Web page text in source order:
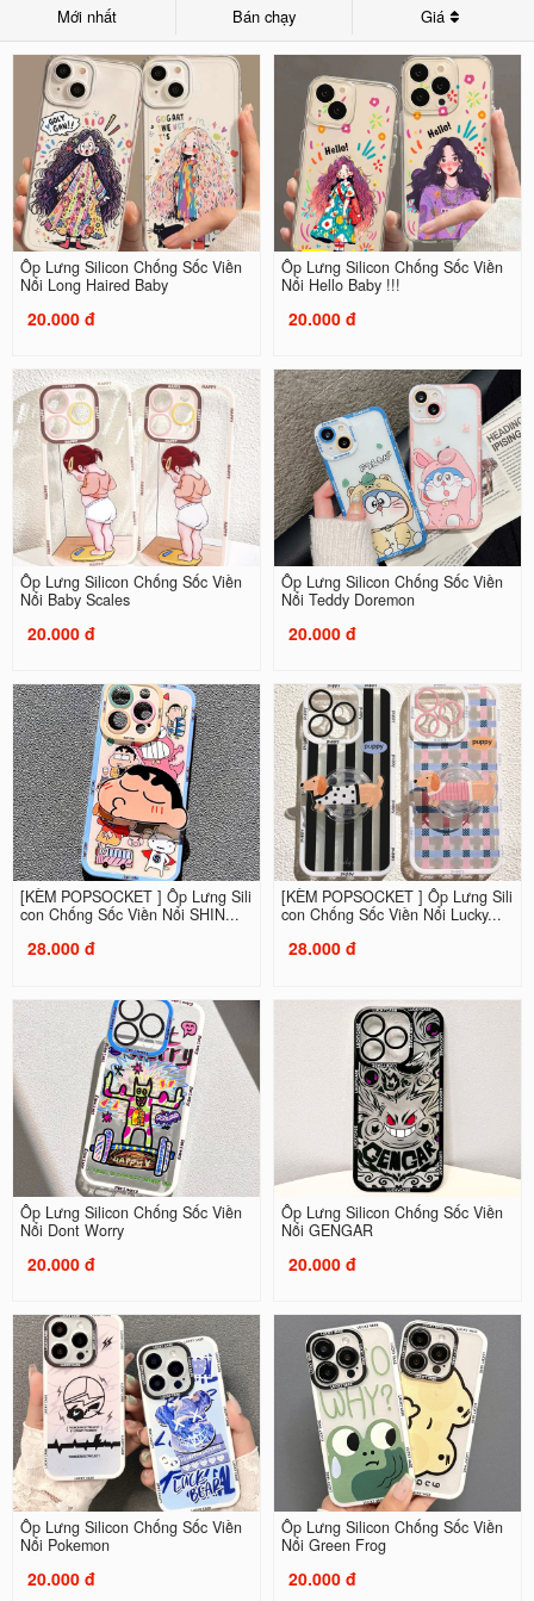
Mới nhất Bán chạy Giá
Ốp Lưng Silicon Chống Sốc Viền
Nổi Long Haired Baby
20.000 đ
Ốp Lưng Silicon Chống Sốc Viền
Nổi Hello Baby !!!
20.000 đ
Ốp Lưng Silicon Chống Sốc Viền
Nổi Baby Scales
20.000 đ
Ốp Lưng Silicon Chống Sốc Viền
Nổi Teddy Doremon
20.000 đ
[KÈM POPSOCKET ] Ốp Lưng Sili
con Chống Sốc Viền Nổi SHIN...
28.000 đ
[KÈM POPSOCKET ] Ốp Lưng Sili
con Chống Sốc Viền Nổi Lucky...
28.000 đ
Ốp Lưng Silicon Chống Sốc Viền
Nổi Dont Worry
20.000 đ
Ốp Lưng Silicon Chống Sốc Viền
Nổi GENGAR
20.000 đ
Ốp Lưng Silicon Chống Sốc Viền
Nổi Pokemon
20.000 đ
Ốp Lưng Silicon Chống Sốc Viền
Nổi Green Frog
20.000 đ